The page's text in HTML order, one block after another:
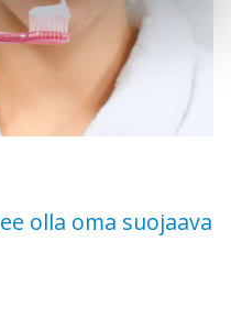
olla oma suojaava